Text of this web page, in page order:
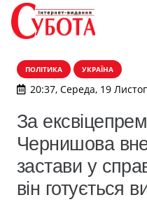
ПОЛІТИКА УКРАЇНА
20:37, Середа, 19
За
Чернишова
застави у
він готується